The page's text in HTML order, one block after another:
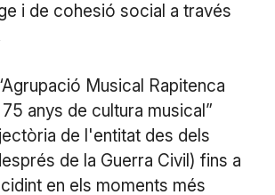
i de cohesió social a través
Musical Rapitenca
anys de cultura musical”
de l'entitat des dels
de la Guerra Civil) fins a
en els moments més